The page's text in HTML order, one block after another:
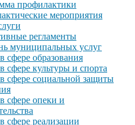
профилактики
мероприятия
регламенты
муниципальных услуг
сфере образования
сфере культуры и спорта
сфере социальной защиты
сфере опеки и
сфере реализации